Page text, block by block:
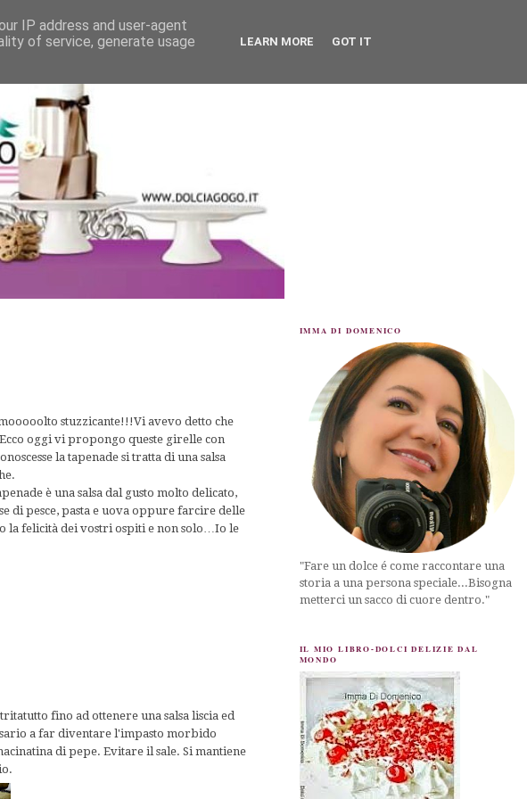
stuzzicante!!!Vi avevo detto che
oggi vi propongo queste girelle con
la tapenade si tratta di una salsa
è una salsa dal gusto molto delicato,
di pesce, pasta e uova oppure farcire delle
la felicità dei vostri ospiti e non solo…Io le
fino ad ottenere una salsa liscia ed
a far diventare l'impasto morbido
di pepe. Evitare il sale. Si mantiene
IMMA DI DOMENICO
"Fare un dolce é come raccontare una
storia a una persona speciale...Bisogna
metterci un sacco di cuore dentro."
IL MIO LIBRO-DOLCI DELIZIE DAL
MONDO
IP address and user-agent
of service, generate usage
LEARN MORE GOT IT